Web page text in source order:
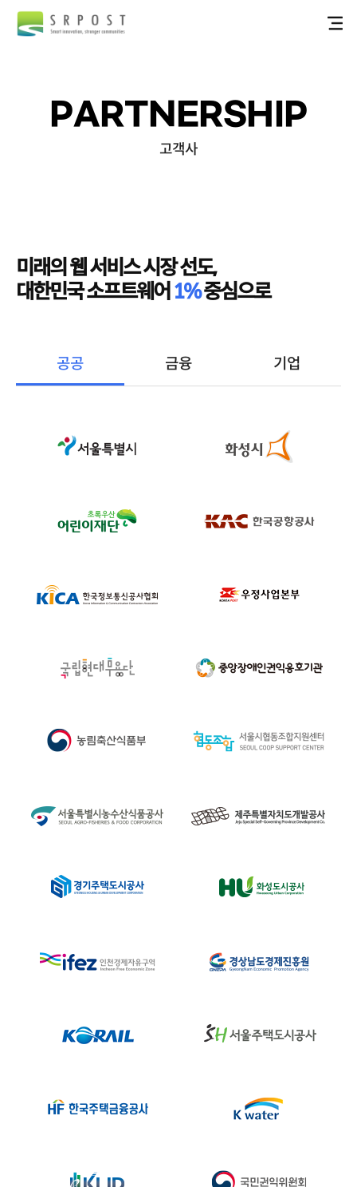
PARTNERSHIP
고객사
미래의 웹 서비스 시장 선도,
대한민국 소프트웨어 1%중심으로
공공 금융 기업